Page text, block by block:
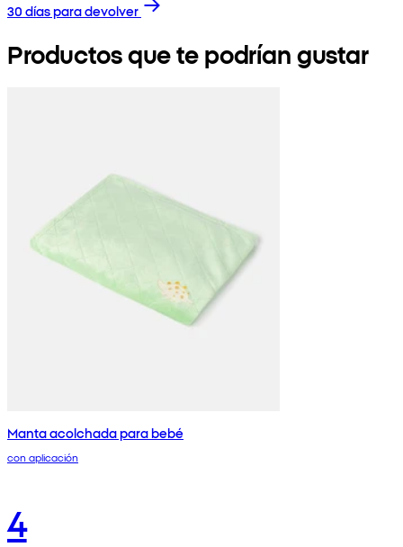
30 días para devolver
Productos que te podrían gustar
Manta acolchada para bebé
con aplicación
4